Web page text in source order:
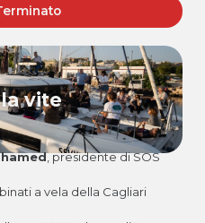
vite
, presidente di SOS
a vela della Cagliari